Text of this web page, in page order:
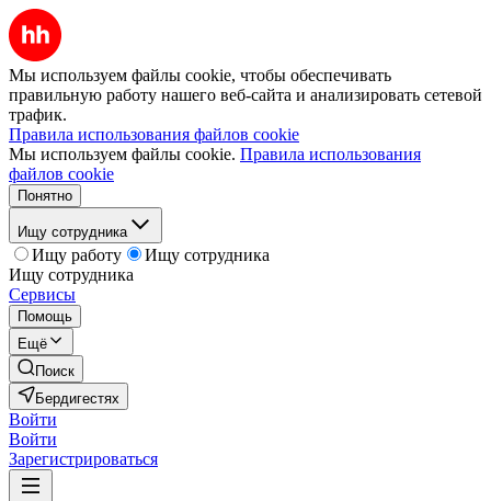
Мы используем файлы cookie, чтобы обеспечивать
правильную работу нашего веб-сайта и анализировать сетевой
трафик.
Правила использования файлов cookie
Мы используем файлы cookie. Правила использования
файлов cookie
Понятно
Ищу сотрудника
Ищу работу
Ищу сотрудника
Ищу сотрудника
Сервисы
Помощь
Ещё
Поиск
Бердигестях
Войти
Войти
Зарегистрироваться